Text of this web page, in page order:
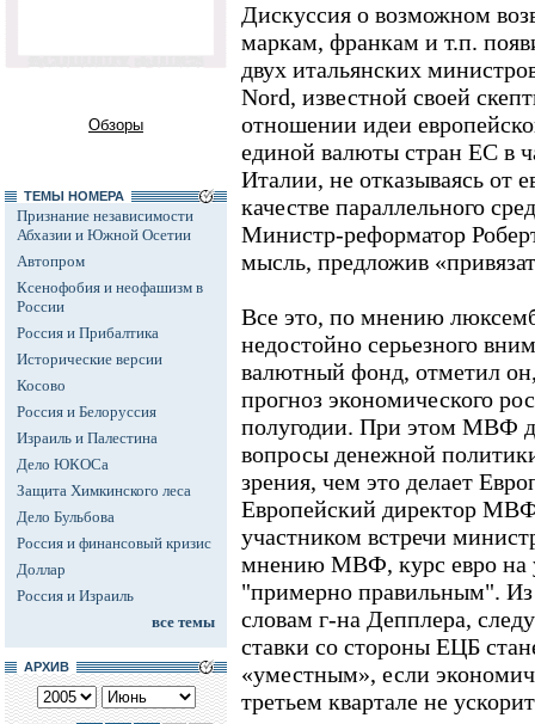
Обзоры
ТЕМЫ НОМЕРА
Признание независимости
Абхазии и Южной Осетии
Автопром
Ксенофобия и неофашизм в
России
Россия и Прибалтика
Исторические версии
Косово
Россия и Белоруссия
Израиль и Палестина
Дело ЮКОСа
Защита Химкинского леса
Дело Бульбова
Россия и финансовый кризис
Доллар
Россия и Израиль
все темы
АРХИВ
Дискуссия о возможном
маркам, франкам и т.п.
двух итальянских
Nord, известной своей
отношении идеи
единой валюты стран ЕС в
Италии, не отказываясь от
качестве параллельного
Министр-реформатор
мысль, предложив
Все это, по мнению
недостойно серьезного
валютный фонд, отметил
прогноз экономического
полугодии. При этом МВФ
вопросы денежной
зрения, чем это делает
Европейский директор
участником встречи
мнению МВФ, курс евро на
"примерно правильным".
словам г-на Депплера,
ставки со стороны ЕЦБ
«уместным», если
третьем квартале не